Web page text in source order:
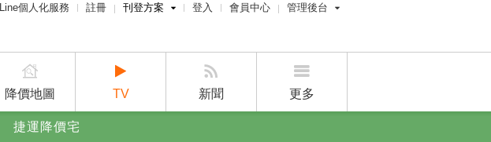
Line個人化服務 註冊 刊登方案
賣屋刊登
廣告刊登
登入 會員中心 管理後台
經紀人管理後台
設計師管理後台
降價地圖 TV 新聞 更多
捷運降價宅